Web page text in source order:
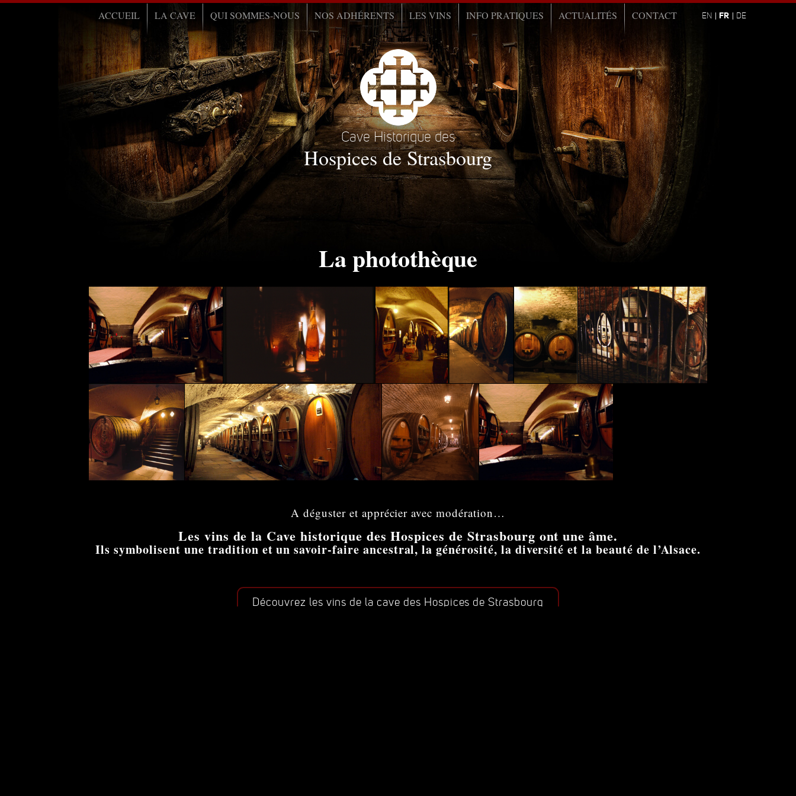
EN FR DE
ACCUEIL LA CAVE QUI SOMMES-NOUS NOS ADHÉRENTS LES VINS INFO PRATIQUES ACTUALITÉS CONTACT
Cave Historique des
Hospices de Strasbourg
La photothèque
A déguster et apprécier avec modération…
Les vins de la Cave historique des Hospices de Strasbourg ont une âme.
Ils symbolisent une tradition et un savoir-faire ancestral, la générosité, la diversité et la beauté de l’Alsace.
Découvrez les vins de la cave des Hospices de Strasbourg